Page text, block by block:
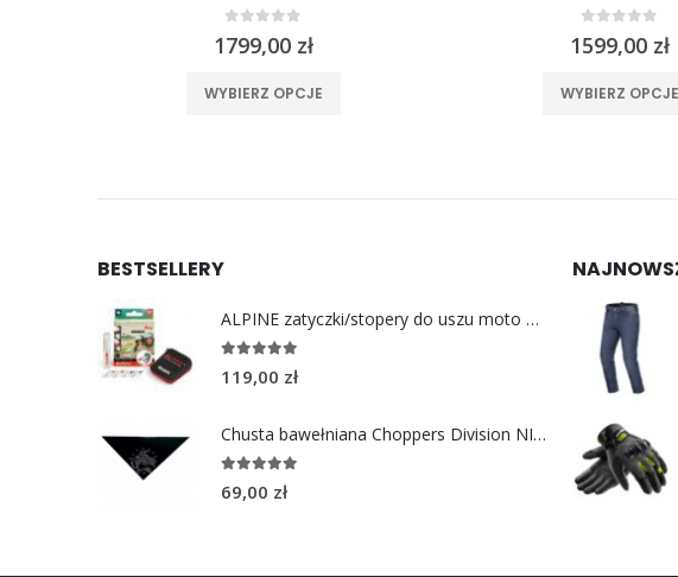
out of 5
1799,00 zł
WYBIERZ OPCJE
out of 5
1599,00 zł
WYBIERZ OPCJE
BESTSELLERY
ALPINE zatyczki/stopery do uszu moto MotoSafe Pro
out of 5
119,00 zł
Chusta bawełniana Choppers Division NIE JEDZIESZ NIE ŻYJESZ
out of 5
69,00 zł